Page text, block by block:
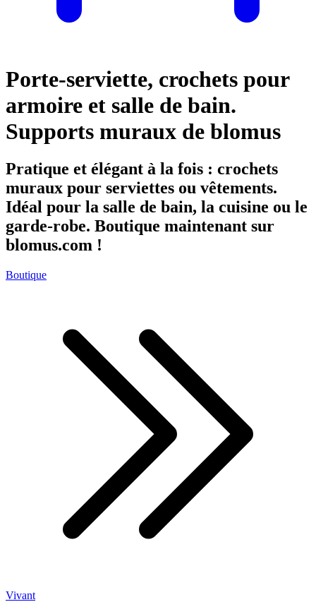
Porte-serviette, crochets pour
armoire et salle de bain.
Supports muraux de blomus
Pratique et élégant à la fois : crochets
muraux pour serviettes ou vêtements.
Idéal pour la salle de bain, la cuisine ou le
garde-robe. Boutique maintenant sur
blomus.com !
Boutique
Vivant